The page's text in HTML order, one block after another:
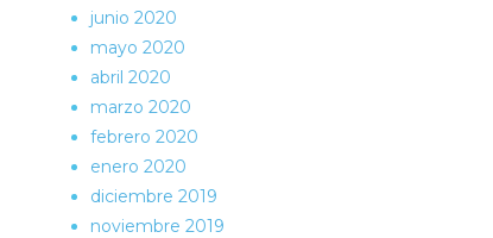
junio 2020
mayo 2020
abril 2020
marzo 2020
febrero 2020
enero 2020
diciembre 2019
noviembre 2019